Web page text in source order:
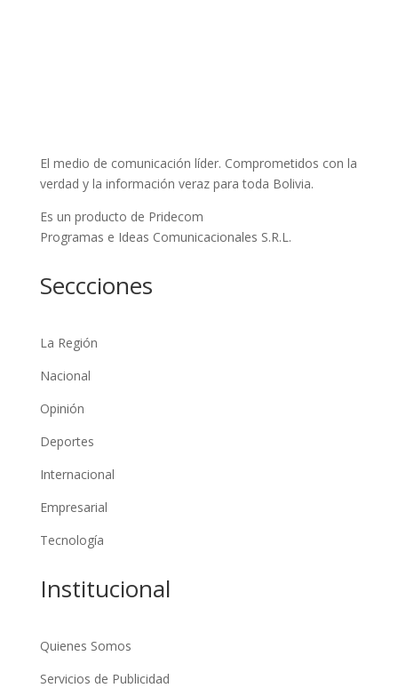
El medio de comunicación líder. Comprometidos con la
verdad y la información veraz para toda Bolivia.
Es un producto de Pridecom
Programas e Ideas Comunicacionales S.R.L.
Seccciones
La Región
Nacional
Opinión
Deportes
Internacional
Empresarial
Tecnología
Institucional
Quienes Somos
Servicios de Publicidad